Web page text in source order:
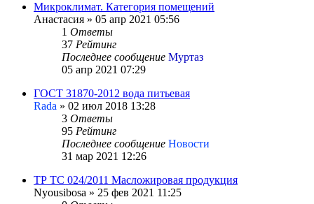
Микроклимат. Категория помещений
Анастасия » 05 апр 2021 05:56
1 Ответы
37 Рейтинг
Последнее сообщение Муртаз
05 апр 2021 07:29
ГОСТ 31870-2012 вода питьевая
Rada » 02 июл 2018 13:28
3 Ответы
95 Рейтинг
Последнее сообщение Новости
31 мар 2021 12:26
ТР ТС 024/2011 Масложировая продукция
Nyousibosa » 25 фев 2021 11:25